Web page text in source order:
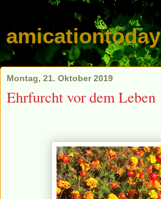
amicationtoday
Montag, 21. Oktober 2019
Ehrfurcht vor dem Leben